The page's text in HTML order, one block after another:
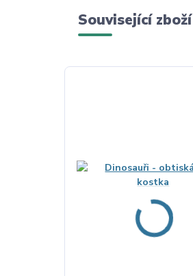
Související zboží